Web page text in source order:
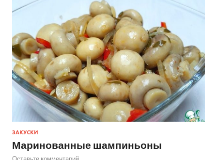
ЗАКУСКИ
Маринованные шампиньоны
Оставьте комментарий